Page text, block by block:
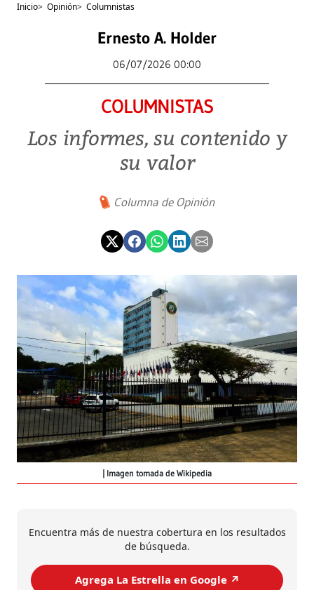
Inicio> Opinión> Columnistas
Ernesto A. Holder
06/07/2026 00:00
COLUMNISTAS
Los informes, su contenido y
su valor
Columna de Opinión
Imagen tomada de Wikipedia
Encuentra más de nuestra cobertura en los resultados
de búsqueda.
Agrega La Estrella en Google ↗️